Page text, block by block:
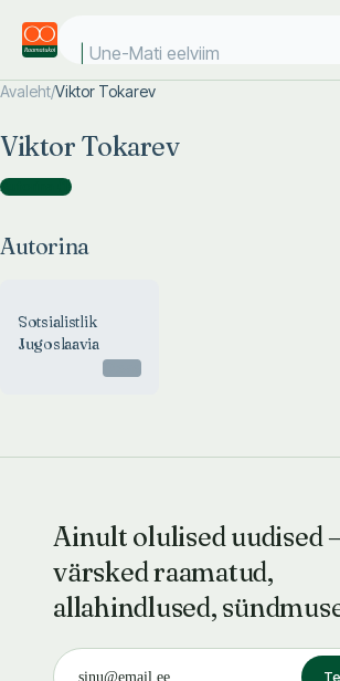
Une-Mati eelviima
Avaleht/Viktor Tokarev
Viktor Tokarev
Autorina )
Autorina
Sotsialistlik
Jugoslaavia
Ainult olulised uudised
värsked raamatud,
allahindlused,